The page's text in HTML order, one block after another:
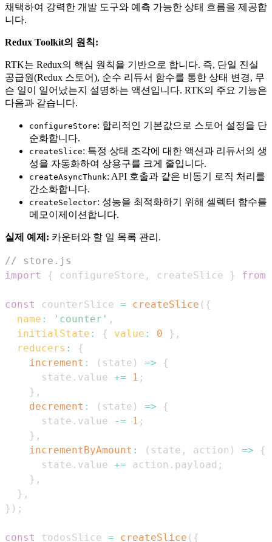
채택하여 강력한 개발 도구와 예측 가능한 상태 흐름을 제공합
니다.
Redux Toolkit의 원칙:
RTK는 Redux의 핵심 원칙을 기반으로 합니다. 즉, 단일 진실
공급원(Redux 스토어), 순수 리듀서 함수를 통한 상태 변경, 무
슨 일이 일어났는지 설명하는 액션입니다. RTK의 주요 기능은
다음과 같습니다.
configureStore: 합리적인 기본값으로 스토어 설정을 단
순화합니다.
createSlice: 특정 상태 조각에 대한 액션과 리듀서의 생
성을 자동화하여 상용구를 크게 줄입니다.
createAsyncThunk: API 호출과 같은 비동기 로직 처리를
간소화합니다.
createSelector: 성능을 최적화하기 위해 셀렉터 함수를
메모이제이션합니다.
실제 예제: 카운터와 할 일 목록 관리.
// store.js
import
{ configureStore , createSlice } from
const counterSlice = createSlice ( {
name : 'counter' ,
initialState : { value : 0 } ,
reducers :
{
increment : ( state ) =>
{
      state
. value += 1 ;
} ,
decrement : ( state ) =>
{
      state
. value -= 1 ;
} ,
incrementByAmount : ( state , action ) =>
{
      state
. value += action . payload ;
} ,
} ,
} ) ;
const todosSlice = createSlice ( {